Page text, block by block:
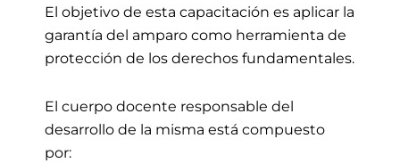
El objetivo de esta capacitación es aplicar la
garantía del amparo como herramienta de
protección de los derechos fundamentales.
El cuerpo docente responsable del
desarrollo de la misma está compuesto
por: